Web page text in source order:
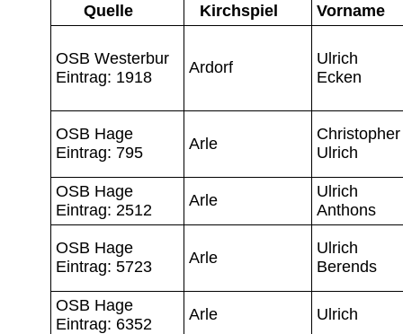
Quelle
Kirchspiel Vorname
OSB Westerbur
Eintrag: 1918
Ardorf
Ulrich
Ecken
OSB Hage
Eintrag: 795
Arle
Christopher
Ulrich
OSB Hage
Eintrag: 2512
Arle
Ulrich
Anthons
OSB Hage
Eintrag: 5723
Arle
Ulrich
Berends
OSB Hage
Eintrag: 6352
Arle Ulrich